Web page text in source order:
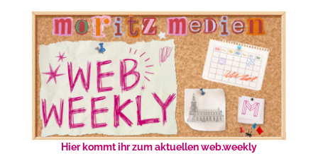
Hier kommt ihr zum aktuellen web.weekly